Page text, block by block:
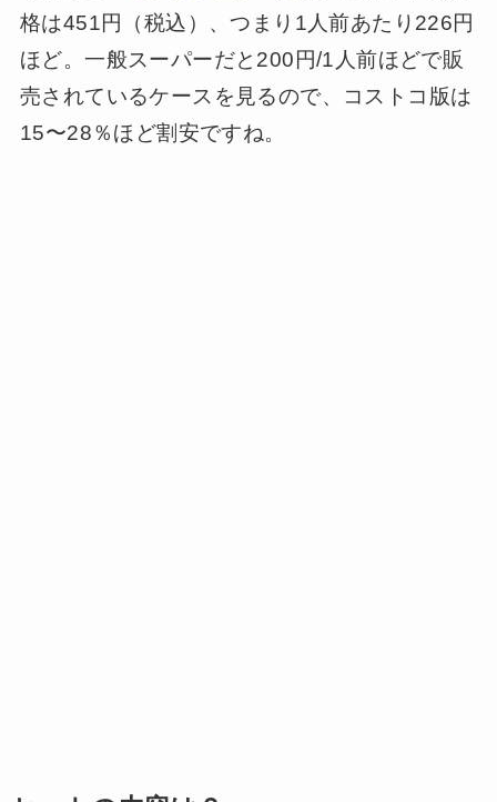
格は451円（税込）、つまり1人前あたり226円
ほど。一般スーパーだと200円/1人前ほどで販
売されているケースを見るので、コストコ版は
15〜28％ほど割安ですね。